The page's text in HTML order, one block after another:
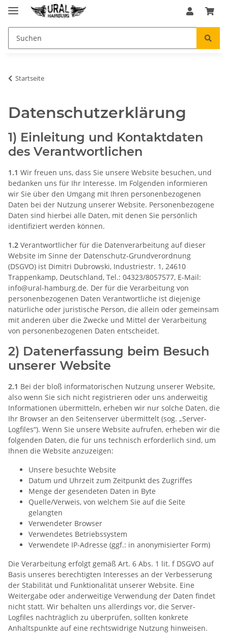
Startseite
Datenschutzerklärung
1) Einleitung und Kontaktdaten
des Verantwortlichen
1.1 Wir freuen uns, dass Sie unsere Website besuchen, und
bedanken uns für Ihr Interesse. Im Folgenden informieren
wir Sie über den Umgang mit Ihren personenbezogenen
Daten bei der Nutzung unserer Website. Personenbezogene
Daten sind hierbei alle Daten, mit denen Sie persönlich
identifiziert werden können.
1.2 Verantwortlicher für die Datenverarbeitung auf dieser
Website im Sinne der Datenschutz-Grundverordnung
(DSGVO) ist Dimitri Dubrowski, Industriestr. 1, 24610
Trappenkamp, Deutschland, Tel.: 04323/8057577, E-Mail:
info@ural-hamburg.de. Der für die Verarbeitung von
personenbezogenen Daten Verantwortliche ist diejenige
natürliche oder juristische Person, die allein oder gemeinsam
mit anderen über die Zwecke und Mittel der Verarbeitung
von personenbezogenen Daten entscheidet.
2) Datenerfassung beim Besuch
unserer Website
2.1 Bei der bloß informatorischen Nutzung unserer Website,
also wenn Sie sich nicht registrieren oder uns anderweitig
Informationen übermitteln, erheben wir nur solche Daten, die
Ihr Browser an den Seitenserver übermittelt (sog. „Server-
Logfiles“). Wenn Sie unsere Website aufrufen, erheben wir die
folgenden Daten, die für uns technisch erforderlich sind, um
Ihnen die Website anzuzeigen:
Unsere besuchte Website
Datum und Uhrzeit zum Zeitpunkt des Zugriffes
Menge der gesendeten Daten in Byte
Quelle/Verweis, von welchem Sie auf die Seite
gelangten
Verwendeter Browser
Verwendetes Betriebssystem
Verwendete IP-Adresse (ggf.: in anonymisierter Form)
Die Verarbeitung erfolgt gemäß Art. 6 Abs. 1 lit. f DSGVO auf
Basis unseres berechtigten Interesses an der Verbesserung
der Stabilität und Funktionalität unserer Website. Eine
Weitergabe oder anderweitige Verwendung der Daten findet
nicht statt. Wir behalten uns allerdings vor, die Server-
Logfiles nachträglich zu überprüfen, sollten konkrete
Anhaltspunkte auf eine rechtswidrige Nutzung hinweisen.